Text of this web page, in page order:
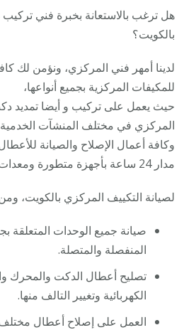
هل ترغب بالاستعانة بخبرة فني
بالكويت؟
لدينا أمهر فني المركزي، ونؤمن لك
للمكيفات المركزية بجميع أنواعها،
حيث يعمل على تركيب و أيضا تمديد
المركزي في مختلف المنشآت الخدمية
وكافة أعمال الإصلاح والصيانة
مدار 24 ساعة بأجهزة متطورة ومعدات عمل متكاملة،
لصيانة التكييف المركزي بالكويت،
صيانة جميع الوحدات المتعلقة
المنفصلة والمتصلة.
تصليح أعطال الدكت والمحرك
الكهربائية وتغيير التالف منها.
العمل على إصلاح أعطال مختلف